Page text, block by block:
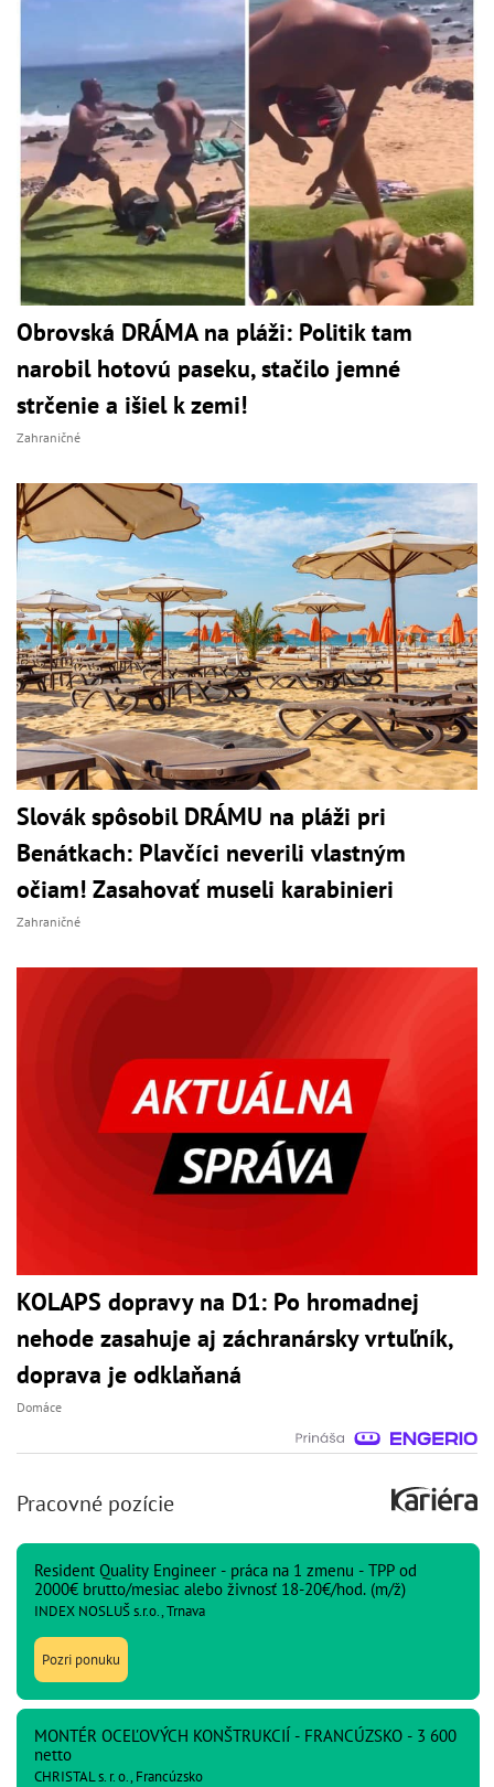
Obrovská DRÁMA na pláži: Politik tam
narobil hotovú paseku, stačilo jemné
strčenie a išiel k zemi!
Zahraničné
Slovák spôsobil DRÁMU na pláži pri
Benátkach: Plavčíci neverili vlastným
očiam! Zasahovať museli karabinieri
Zahraničné
KOLAPS dopravy na D1: Po hromadnej
nehode zasahuje aj záchranársky vrtuľník,
doprava je odklaňaná
Domáce
Pracovné pozície
Resident Quality Engineer - práca na 1 zmenu - TPP od
2000€ brutto/mesiac alebo živnosť 18-20€/hod. (m/ž)
INDEX NOSLUŠ s.r.o., Trnava
Pozri ponuku
MONTÉR OCEĽOVÝCH KONŠTRUKCIÍ - FRANCÚZSKO - 3 600
netto
CHRISTAL s. r. o., Francúzsko